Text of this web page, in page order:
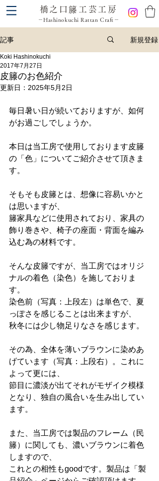
橋之口籐工芸工房
－Hashinokuchi Rattan Craft－
記事 新規登録
皮籐のお色紹介
Koki Hashinokuchi
2017年7月27日
更新日： 2025年5月2日
毎日暑い日が続いておりますが、如何
がお過ごしでしょうか。
本日は当工房で使用しております皮籐
の「色」についてご紹介させて頂きま
す。
そもそも皮籐とは、想像に容易いかと
は思いますが、
籐家具などに使用されており、家具の
飾り巻きや、椅子の座面・背面を編み
込む為の材料です。
そんな皮籐ですが、当工房ではオリジ
ナルの着色（染色）を施しておりま
す。
染色前（写真：上段左）は単色で、夏
っぽさを感じることは出来ますが、
秋冬には少し物足りなさを感じます。
その為、全体を薄いブラウンに染めあ
げています（写真：上段右）。これに
よって更には、
節目に濃淡が出てそれがモザイク模様
となり、独自の風合いを生み出してい
ます。
また、当工房では製品のフレーム（民
籐）に関しても、濃いブラウンに着色
しますので、
これとの相性もgoodです。製品は「製